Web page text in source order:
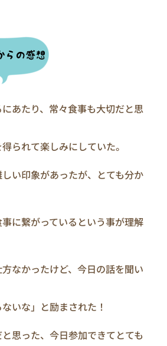
あたり、常々食事も大切だと思
れて楽しみにしていた。
い印象があったが、とても分か
に繋がっているという事が理解
なかったけど、今日の話を聞い
いな」と励まされた！
思った、今日参加できてとても